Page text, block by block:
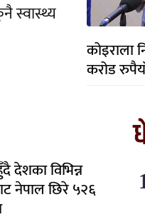
स्वास्थ्य
कोइराला
करोड
देशका विभिन्न
नेपाल छिरे ५२६